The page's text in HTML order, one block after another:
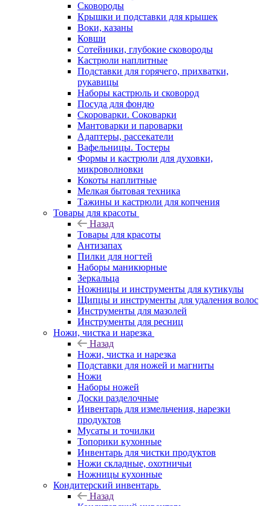
Сковороды
Крышки и подставки для крышек
Воки, казаны
Ковши
Сотейники, глубокие сковороды
Кастрюли наплитные
Подставки для горячего, прихватки,
рукавицы
Наборы кастрюль и сковород
Посуда для фондю
Скороварки. Соковарки
Мантоварки и пароварки
Адаптеры, рассекатели
Вафельницы. Тостеры
Формы и кастрюли для духовки,
микроволновки
Кокоты наплитные
Мелкая бытовая техника
Тажины и кастрюли для копчения
Товары для красоты
Назад
Товары для красоты
Антизапах
Пилки для ногтей
Наборы маникюрные
Зеркальца
Ножницы и инструменты для кутикулы
Щипцы и инструменты для удаления волос
Инструменты для мазолей
Инструменты для ресниц
Ножи, чистка и нарезка
Назад
Ножи, чистка и нарезка
Подставки для ножей и магниты
Ножи
Наборы ножей
Доски разделочные
Инвентарь для измельчения, нарезки
продуктов
Мусаты и точилки
Топорики кухонные
Инвентарь для чистки продуктов
Ножи складные, охотничьи
Ножницы кухонные
Кондитерский инвентарь
Назад